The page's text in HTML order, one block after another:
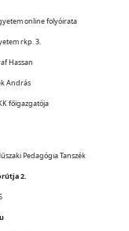
online folyóirata
rkp. 3.
Hassan
András
főigazgatója
Pedagógia Tanszék
2.